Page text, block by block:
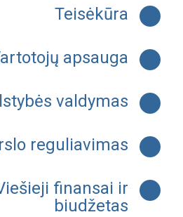
Teisėkūra
apsauga
valdymas
reguliavimas
finansai ir
biudžetas